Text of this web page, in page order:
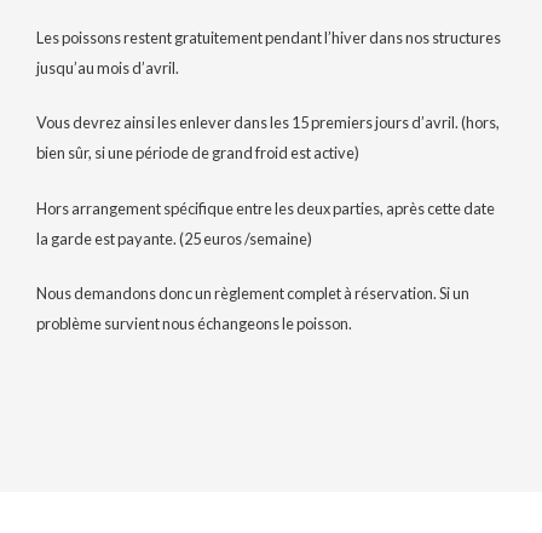
Les poissons restent gratuitement pendant l’hiver dans nos structures
jusqu’au mois d’avril.
Vous devrez ainsi les enlever dans les 15 premiers jours d’avril. (hors,
bien sûr, si une période de grand froid est active)
Hors arrangement spécifique entre les deux parties, après cette date
la garde est payante. (25 euros /semaine)
Nous demandons donc un règlement complet à réservation. Si un
problème survient nous échangeons le poisson.